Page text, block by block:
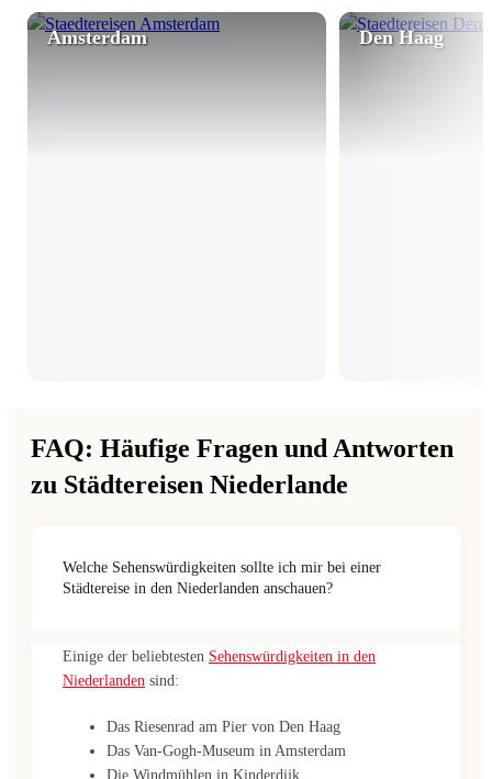
Amsterdam Den Haag
FAQ: Häufige Fragen und Antworten
zu Städtereisen Niederlande
Welche Sehenswürdigkeiten sollte ich mir bei einer
Städtereise in den Niederlanden anschauen?
Einige der beliebtesten Sehenswürdigkeiten in den
Niederlanden sind:
Das Riesenrad am Pier von Den Haag
Das Van-Gogh-Museum in Amsterdam
Die Windmühlen in Kinderdijk